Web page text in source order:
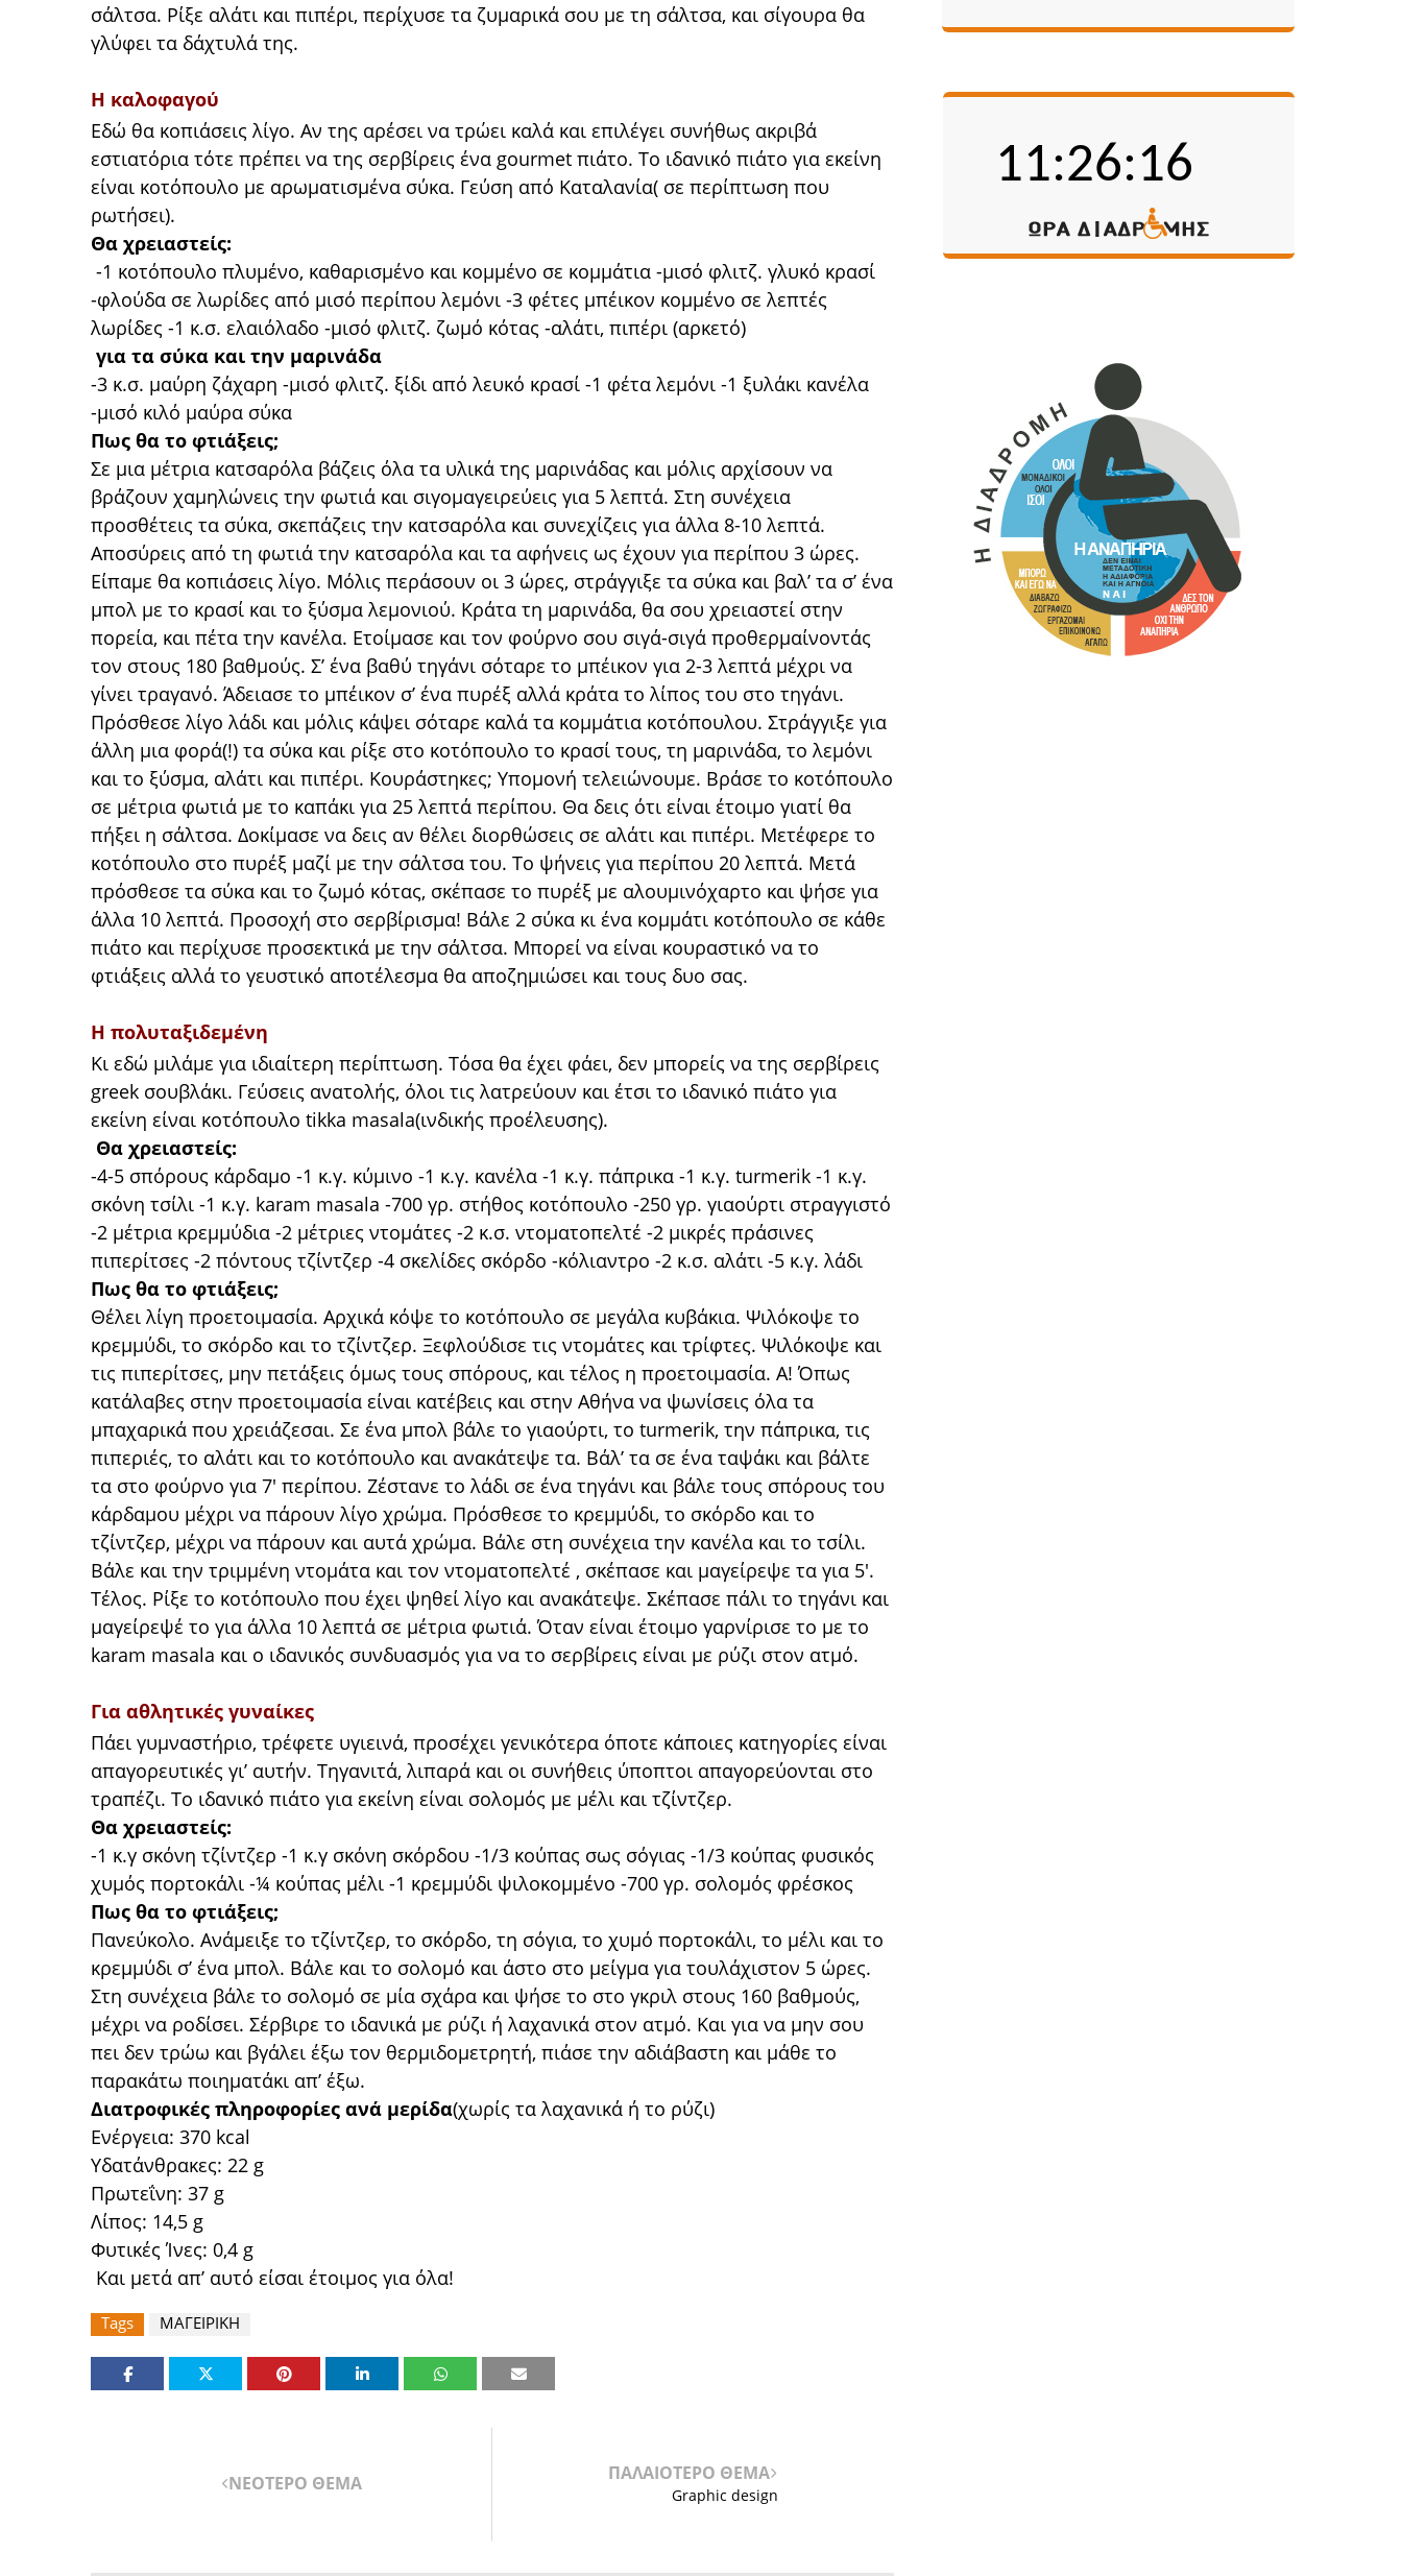
σάλτσα. Ρίξε αλάτι και πιπέρι, περίχυσε τα ζυμαρικά σου με τη σάλτσα, και σίγουρα θα
γλύφει τα δάχτυλά της.
Η καλοφαγού
Εδώ θα κοπιάσεις λίγο. Αν της αρέσει να τρώει καλά και επιλέγει συνήθως ακριβά
εστιατόρια τότε πρέπει να της σερβίρεις ένα gourmet πιάτο. Το ιδανικό πιάτο για εκείνη
είναι κοτόπουλο με αρωματισμένα σύκα. Γεύση από Καταλανία( σε περίπτωση που
ρωτήσει).
Θα χρειαστείς:
-1 κοτόπουλο πλυμένο, καθαρισμένο και κομμένο σε κομμάτια -μισό φλιτζ. γλυκό κρασί
-φλούδα σε λωρίδες από μισό περίπου λεμόνι -3 φέτες μπέικον κομμένο σε λεπτές
λωρίδες -1 κ.σ. ελαιόλαδο -μισό φλιτζ. ζωμό κότας -αλάτι, πιπέρι (αρκετό)
για τα σύκα και την μαρινάδα
-3 κ.σ. μαύρη ζάχαρη -μισό φλιτζ. ξίδι από λευκό κρασί -1 φέτα λεμόνι -1 ξυλάκι κανέλα
-μισό κιλό μαύρα σύκα
Πως θα το φτιάξεις;
Σε μια μέτρια κατσαρόλα βάζεις όλα τα υλικά της μαρινάδας και μόλις αρχίσουν να
βράζουν χαμηλώνεις την φωτιά και σιγομαγειρεύεις για 5 λεπτά. Στη συνέχεια
προσθέτεις τα σύκα, σκεπάζεις την κατσαρόλα και συνεχίζεις για άλλα 8-10 λεπτά.
Αποσύρεις από τη φωτιά την κατσαρόλα και τα αφήνεις ως έχουν για περίπου 3 ώρες.
Είπαμε θα κοπιάσεις λίγο. Μόλις περάσουν οι 3 ώρες, στράγγιξε τα σύκα και βαλ’ τα σ’ ένα
μπολ με το κρασί και το ξύσμα λεμονιού. Κράτα τη μαρινάδα, θα σου χρειαστεί στην
πορεία, και πέτα την κανέλα. Ετοίμασε και τον φούρνο σου σιγά-σιγά προθερμαίνοντάς
τον στους 180 βαθμούς. Σ’ ένα βαθύ τηγάνι σόταρε το μπέικον για 2-3 λεπτά μέχρι να
γίνει τραγανό. Άδειασε το μπέικον σ’ ένα πυρέξ αλλά κράτα το λίπος του στο τηγάνι.
Πρόσθεσε λίγο λάδι και μόλις κάψει σόταρε καλά τα κομμάτια κοτόπουλου. Στράγγιξε για
άλλη μια φορά(!) τα σύκα και ρίξε στο κοτόπουλο το κρασί τους, τη μαρινάδα, το λεμόνι
και το ξύσμα, αλάτι και πιπέρι. Κουράστηκες; Υπομονή τελειώνουμε. Βράσε το κοτόπουλο
σε μέτρια φωτιά με το καπάκι για 25 λεπτά περίπου. Θα δεις ότι είναι έτοιμο γιατί θα
πήξει η σάλτσα. Δοκίμασε να δεις αν θέλει διορθώσεις σε αλάτι και πιπέρι. Μετέφερε το
κοτόπουλο στο πυρέξ μαζί με την σάλτσα του. Το ψήνεις για περίπου 20 λεπτά. Μετά
πρόσθεσε τα σύκα και το ζωμό κότας, σκέπασε το πυρέξ με αλουμινόχαρτο και ψήσε για
άλλα 10 λεπτά. Προσοχή στο σερβίρισμα! Βάλε 2 σύκα κι ένα κομμάτι κοτόπουλο σε κάθε
πιάτο και περίχυσε προσεκτικά με την σάλτσα. Μπορεί να είναι κουραστικό να το
φτιάξεις αλλά το γευστικό αποτέλεσμα θα αποζημιώσει και τους δυο σας.
Η πολυταξιδεμένη
Κι εδώ μιλάμε για ιδιαίτερη περίπτωση. Τόσα θα έχει φάει, δεν μπορείς να της σερβίρεις
greek σουβλάκι. Γεύσεις ανατολής, όλοι τις λατρεύουν και έτσι το ιδανικό πιάτο για
εκείνη είναι κοτόπουλο tikka masala(ινδικής προέλευσης).
Θα χρειαστείς:
-4-5 σπόρους κάρδαμο -1 κ.γ. κύμινο -1 κ.γ. κανέλα -1 κ.γ. πάπρικα -1 κ.γ. turmerik -1 κ.γ.
σκόνη τσίλι -1 κ.γ. karam masala -700 γρ. στήθος κοτόπουλο -250 γρ. γιαούρτι στραγγιστό
-2 μέτρια κρεμμύδια -2 μέτριες ντομάτες -2 κ.σ. ντοματοπελτέ -2 μικρές πράσινες
πιπερίτσες -2 πόντους τζίντζερ -4 σκελίδες σκόρδο -κόλιαντρο -2 κ.σ. αλάτι -5 κ.γ. λάδι
Πως θα το φτιάξεις;
Θέλει λίγη προετοιμασία. Αρχικά κόψε το κοτόπουλο σε μεγάλα κυβάκια. Ψιλόκοψε το
κρεμμύδι, το σκόρδο και το τζίντζερ. Ξεφλούδισε τις ντομάτες και τρίφτες. Ψιλόκοψε και
τις πιπερίτσες, μην πετάξεις όμως τους σπόρους, και τέλος η προετοιμασία. Α! Όπως
κατάλαβες στην προετοιμασία είναι κατέβεις και στην Αθήνα να ψωνίσεις όλα τα
μπαχαρικά που χρειάζεσαι. Σε ένα μπολ βάλε το γιαούρτι, το turmerik, την πάπρικα, τις
πιπεριές, το αλάτι και το κοτόπουλο και ανακάτεψε τα. Βάλ’ τα σε ένα ταψάκι και βάλτε
τα στο φούρνο για 7' περίπου. Ζέστανε το λάδι σε ένα τηγάνι και βάλε τους σπόρους του
κάρδαμου μέχρι να πάρουν λίγο χρώμα. Πρόσθεσε το κρεμμύδι, το σκόρδο και το
τζίντζερ, μέχρι να πάρουν και αυτά χρώμα. Βάλε στη συνέχεια την κανέλα και το τσίλι.
Βάλε και την τριμμένη ντομάτα και τον ντοματοπελτέ , σκέπασε και μαγείρεψε τα για 5'.
Τέλος. Ρίξε το κοτόπουλο που έχει ψηθεί λίγο και ανακάτεψε. Σκέπασε πάλι το τηγάνι και
μαγείρεψέ το για άλλα 10 λεπτά σε μέτρια φωτιά. Όταν είναι έτοιμο γαρνίρισε το με το
karam masala και ο ιδανικός συνδυασμός για να το σερβίρεις είναι με ρύζι στον ατμό.
Για αθλητικές γυναίκες
Πάει γυμναστήριο, τρέφετε υγιεινά, προσέχει γενικότερα όποτε κάποιες κατηγορίες είναι
απαγορευτικές γι’ αυτήν. Τηγανιτά, λιπαρά και οι συνήθεις ύποπτοι απαγορεύονται στο
τραπέζι. Το ιδανικό πιάτο για εκείνη είναι σολομός με μέλι και τζίντζερ.
Θα χρειαστείς:
-1 κ.γ σκόνη τζίντζερ -1 κ.γ σκόνη σκόρδου -1/3 κούπας σως σόγιας -1/3 κούπας φυσικός
χυμός πορτοκάλι -¼ κούπας μέλι -1 κρεμμύδι ψιλοκομμένο -700 γρ. σολομός φρέσκος
Πως θα το φτιάξεις;
Πανεύκολο. Ανάμειξε το τζίντζερ, το σκόρδο, τη σόγια, το χυμό πορτοκάλι, το μέλι και το
κρεμμύδι σ’ ένα μπολ. Βάλε και το σολομό και άστο στο μείγμα για τουλάχιστον 5 ώρες.
Στη συνέχεια βάλε το σολομό σε μία σχάρα και ψήσε το στο γκριλ στους 160 βαθμούς,
μέχρι να ροδίσει. Σέρβιρε το ιδανικά με ρύζι ή λαχανικά στον ατμό. Και για να μην σου
πει δεν τρώω και βγάλει έξω τον θερμιδομετρητή, πιάσε την αδιάβαστη και μάθε το
παρακάτω ποιηματάκι απ’ έξω.
Διατροφικές πληροφορίες ανά μερίδα(χωρίς τα λαχανικά ή το ρύζι)
Ενέργεια: 370 kcal
Υδατάνθρακες: 22 g
Πρωτεΐνη: 37 g
Λίπος: 14,5 g
Φυτικές Ίνες: 0,4 g
Και μετά απ’ αυτό είσαι έτοιμος για όλα!
Tags ΜΑΓΕΙΡΙΚΗ
ΝΕΟΤΕΡΟ ΘΕΜΑ ΠΑΛΑΙΟΤΕΡΟ ΘΕΜΑ
Graphic design